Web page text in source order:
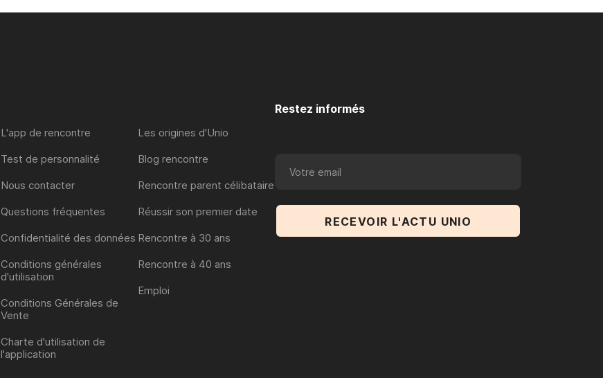
L'app de rencontre
Test de personnalité
Nous contacter
Questions fréquentes
Confidentialité des données
Conditions générales
d'utilisation
Conditions Générales de
Vente
Charte d'utilisation de
l'application
Les origines d'Unio
Blog rencontre
Rencontre parent célibataire
Réussir son premier date
Rencontre à 30 ans
Rencontre à 40 ans
Emploi
Restez informés